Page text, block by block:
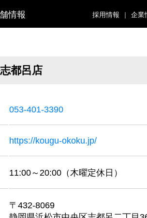
情報 採用情報 企業
都呂店
053-401-3390
https://kougu-okoku.jp/
11:00～20:00（木曜定休日）
〒432-8069